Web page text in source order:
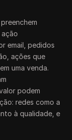
ação
email, pedidos
ações que
uma venda.
podem
redes como a
à qualidade, e